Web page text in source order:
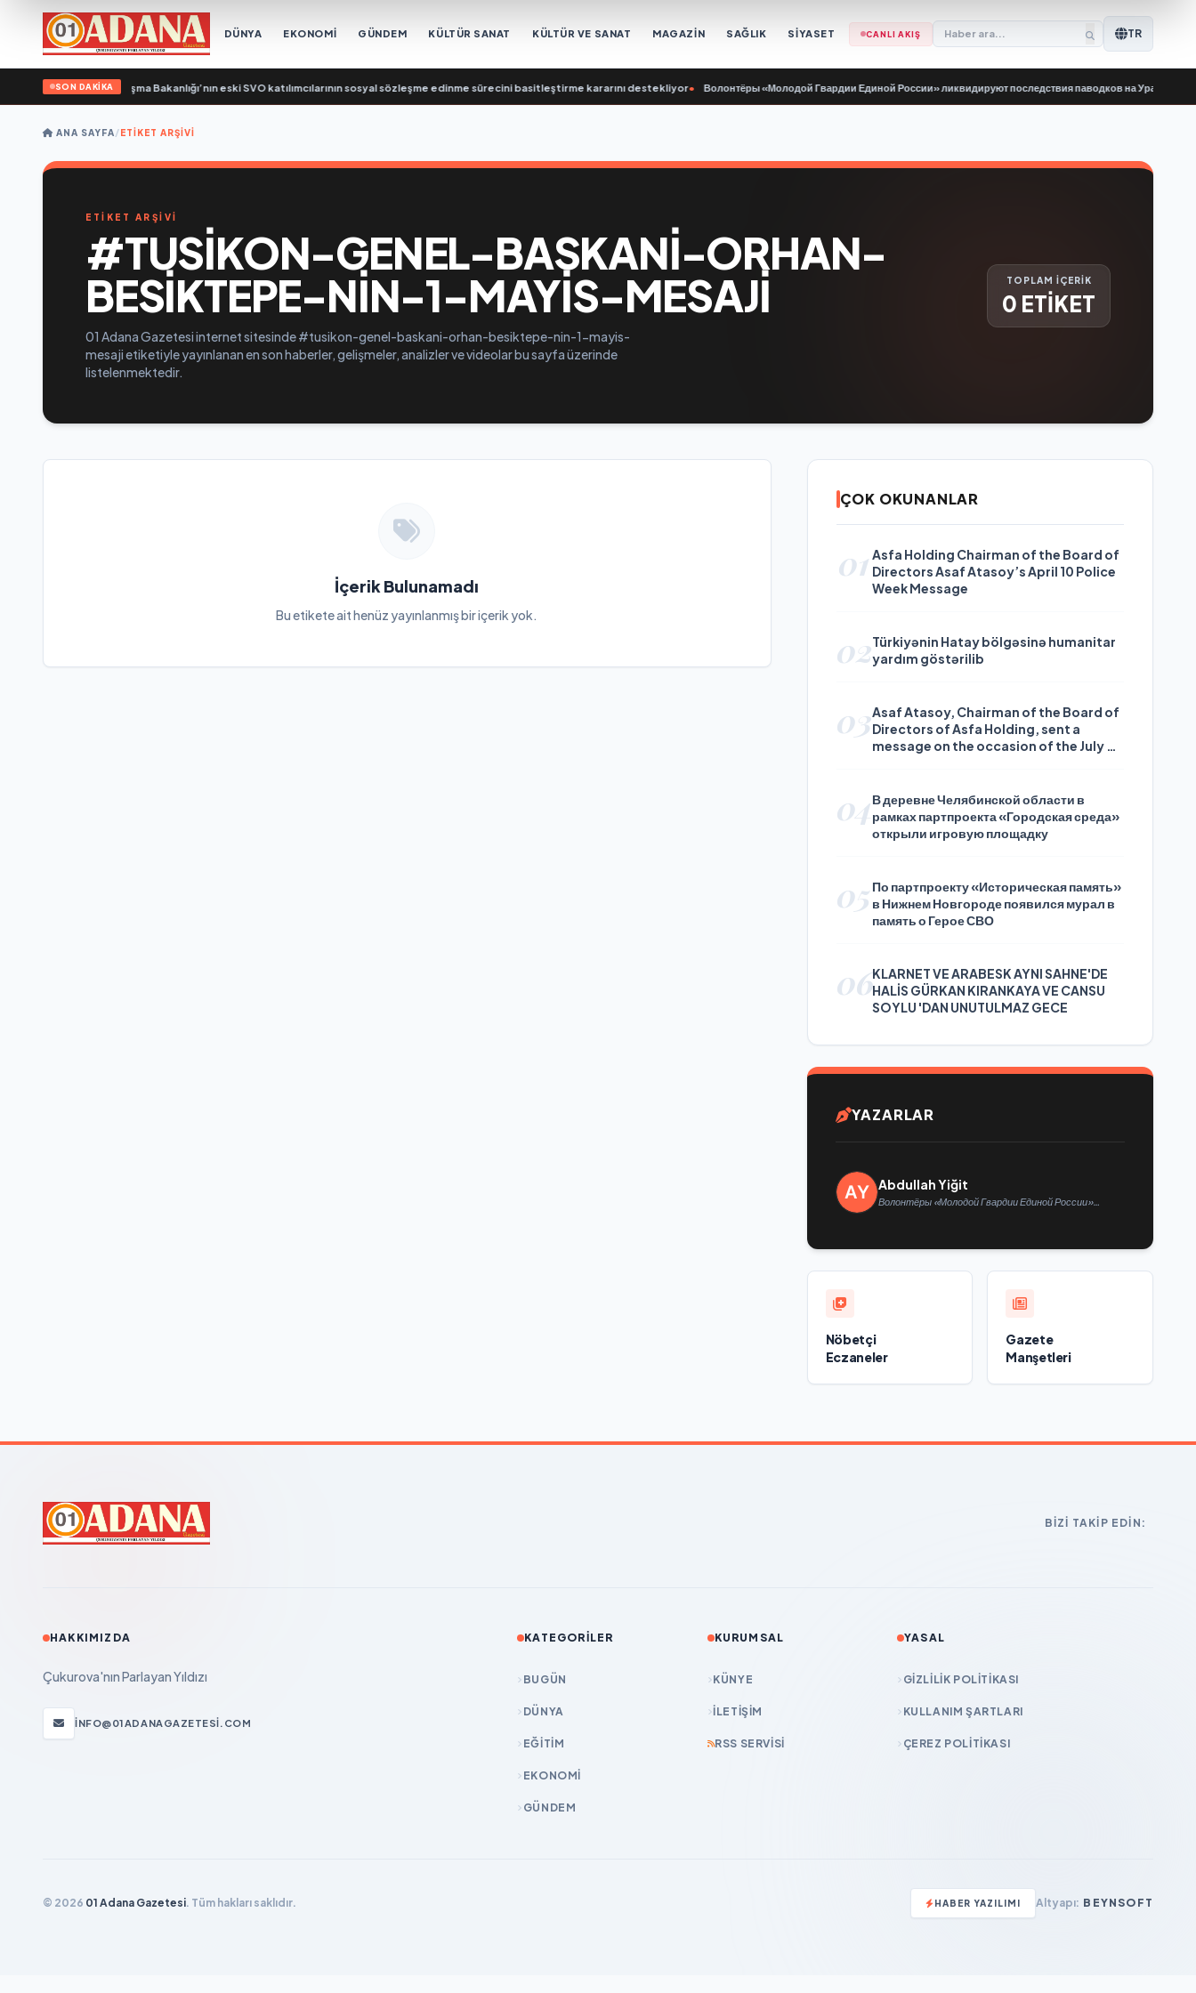
DÜNYA EKONOMİ GÜNDEM KÜLTÜR SANAT KÜLTÜR VE SANAT MAGAZİN SAĞLIK SİYASET CANLI AKIŞ TR
SON DAKİKA
Birleşik Rusya, Çalışma Bakanlığı’nın eski SVO katılımcılarının sosyal sözleşme edinme sürecini basitleştirme kararını destekliyor• Волонтёры «Молодой Гвардии Единой России» ликвидируют последствия паводков на Урале и
ANA SAYFA/ETIKET ARŞIVI
ETİKET ARŞİVİ
#TUSIKON-GENEL-BASKANI-ORHAN-
BESIKTEPE-NIN-1-MAYIS-MESAJI
01 Adana Gazetesi internet sitesinde #tusikon-genel-baskani-orhan-besiktepe-nin-1-mayis-
mesaji etiketiyle yayınlanan en son haberler, gelişmeler, analizler ve videolar bu sayfa üzerinde
listelenmektedir.
TOPLAM İÇERİK
0 ETİKET
İçerik Bulunamadı
Bu etikete ait henüz yayınlanmış bir içerik yok.
ÇOK OKUNANLAR
01 Asfa Holding Chairman of the Board of
Directors Asaf Atasoy’s April 10 Police
Week Message
02Türkiyənin Hatay bölgəsinə humanitar
yardım göstərilib
03Asaf Atasoy, Chairman of the Board of
Directors of Asfa Holding, sent a
message on the occasion of the July 24
04В деревне Челябинской области в
рамках партпроекта «Городская среда»
открыли игровую площадку
05 По партпроекту «Историческая память»
в Нижнем Новгороде появился мурал в
память о Герое СВО
06KLARNET VE ARABESK AYNI SAHNE'DE
HALİS GÜRKAN KIRANKAYA VE CANSU
SOYLU 'DAN UNUTULMAZ GECE
YAZARLAR
Abdullah Yiğit
Волонтёры «Молодой Гвардии Единой России»
Nöbetçi
Eczaneler
Gazete
Manşetleri
BIZI TAKIP EDIN:
HAKKIMIZDA
Çukurova'nın Parlayan Yıldızı
INFO@01ADANAGAZETESI.COM
KATEGORILER
BUGÜN
DÜNYA
EĞİTİM
EKONOMİ
GÜNDEM
KURUMSAL
KÜNYE
İLETIŞIM
RSS SERVISI
YASAL
GIZLILIK POLITIKASI
KULLANIM ŞARTLARI
ÇEREZ POLITIKASI
© 2026 01 Adana Gazetesi. Tüm hakları saklıdır. HABER YAZILIMI Altyapı: BEYNSOFT